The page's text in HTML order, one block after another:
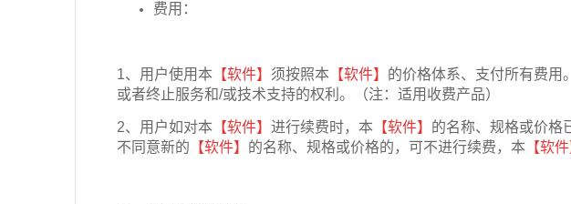
费用：
1、用户使用本 【软件】 须按照本 【软件】 的价格体系、支付所有费用
或者终止服务和/或技术支持的权利。（注：适用收费产品）
2、用户如对本 【软件】 进行续费时，本 【软件】 的名称、规格或价格
不同意新的 【软件】 的名称、规格或价格的，可不进行续费，本 【软件